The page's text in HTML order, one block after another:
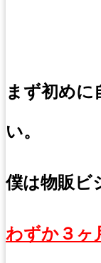
まず初めに
い。
僕は物販ビ
わずか３ヶ